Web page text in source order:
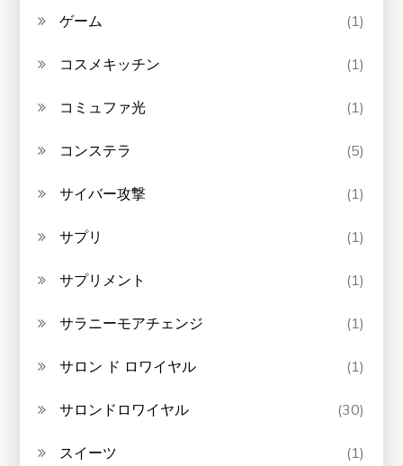
ゲーム (1)
コスメキッチン (1)
コミュファ光 (1)
コンステラ (5)
サイバー攻撃 (1)
サプリ (1)
サプリメント (1)
サラニーモアチェンジ (1)
サロン ド ロワイヤル (1)
サロンドロワイヤル (30)
スイーツ (1)